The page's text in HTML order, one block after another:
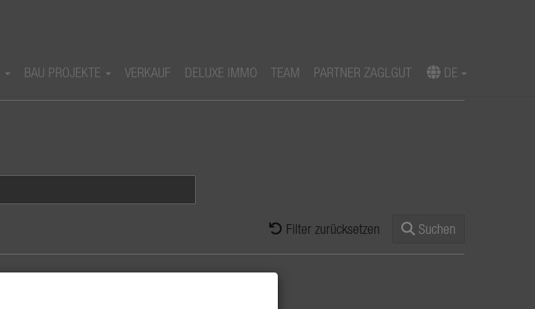
BAU PROJEKTE VERKAUF DELUXE IMMO TEAM PARTNER ZAGLGUT DE
Filter zurücksetzen Suchen